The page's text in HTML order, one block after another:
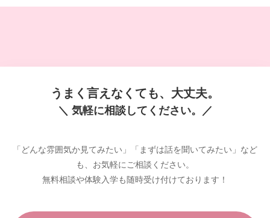
うまく言えなくても、大丈夫。
＼ 気軽に相談してください。／
「どんな雰囲気か見てみたい」「まずは話を聞いてみたい」など
も、お気軽にご相談ください。
無料相談や体験入学も随時受け付けております！